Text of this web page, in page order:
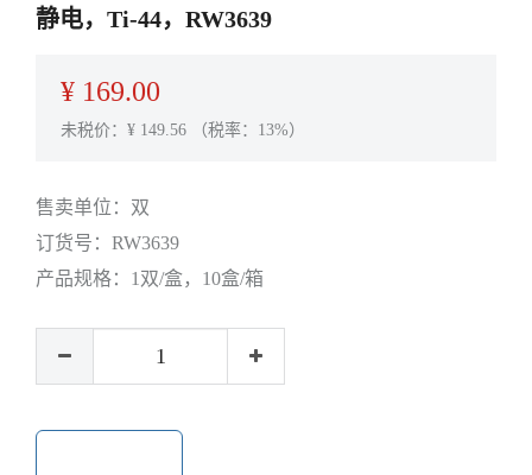
静电，Ti-44，RW3639
¥ 169.00
未税价：¥ 149.56 （税率：13%）
售卖单位： 双
订货号： RW3639
产品规格： 1双/盒，10盒/箱